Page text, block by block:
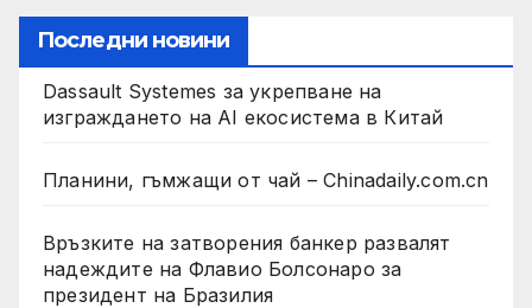
Последни новини
Dassault Systemes за укрепване на
изграждането на AI екосистема в Китай
Планини, гъмжащи от чай – Chinadaily.com.cn
Връзките на затворения банкер развалят
надеждите на Флавио Болсонаро за
президент на Бразилия